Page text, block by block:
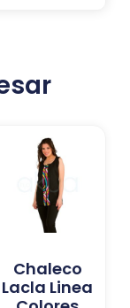
Chaleco
Lacla Linea